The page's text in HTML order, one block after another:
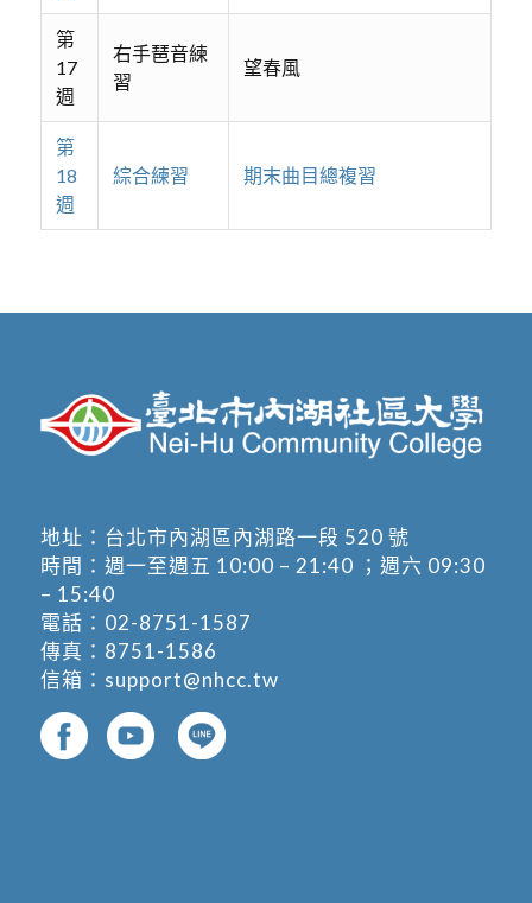
第
17
週
右手琶音練
習
望春風
第
18
週
綜合練習 期末曲目總複習
地址： 台北市內湖區內湖路一段 520 號
時間：週一至週五 10:00 – 21:40 ；週六 09:30
– 15:40
電話： 02-8751-1587
傳真：8751-1586
信箱： support@nhcc.tw